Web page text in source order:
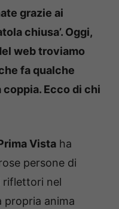
grazie ai
chiusa’. Oggi,
web troviamo
fa qualche
Ecco di chi
Vista ha
persone di
riflettori nel
anima